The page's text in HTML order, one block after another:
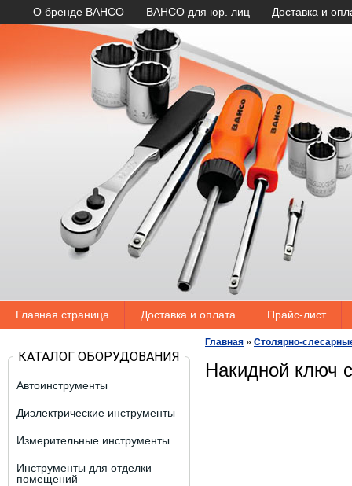
О бренде BAHCO BAHCO для юр. лиц Доставка и
Главная страница Доставка и оплата Прайс-лист
КАТАЛОГ ОБОРУДОВАНИЯ
Автоинструменты
Диэлектрические инструменты
Измерительные инструменты
Инструменты для отделки
помещений
Главная » Столярно-
Накидной ключ